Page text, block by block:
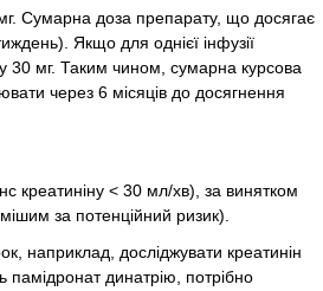
Сумарна доза препарату, що досягає
Якщо для однієї інфузії
30 мг. Таким чином, сумарна курсова
через 6 місяців до досягнення
креатиніну < 30 мл/хв), за винятком
за потенційний ризик).
наприклад, досліджувати креатинін
памідронат динатрію, потрібно